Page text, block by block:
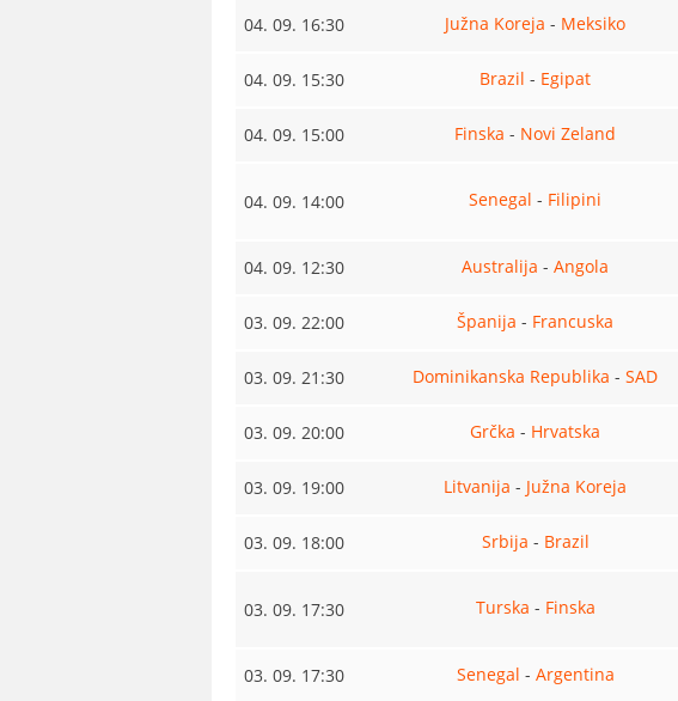
04. 09. 16:30 Južna Koreja - Meksiko
04. 09. 15:30 Brazil - Egipat
04. 09. 15:00 Finska - Novi Zeland
04. 09. 14:00 Senegal - Filipini
04. 09. 12:30 Australija - Angola
03. 09. 22:00 Španija - Francuska
03. 09. 21:30 Dominikanska Republika - SAD
03. 09. 20:00 Grčka - Hrvatska
03. 09. 19:00 Litvanija - Južna Koreja
03. 09. 18:00 Srbija - Brazil
03. 09. 17:30 Turska - Finska
03. 09. 17:30 Senegal - Argentina